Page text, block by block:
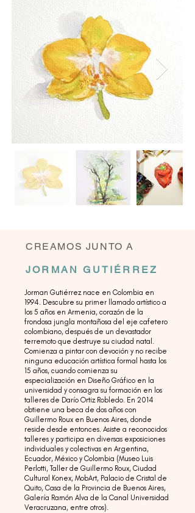
CREAMOS JUNTO A
JORMAN GUTIÉRREZ
Jorman Gutiérrez nace en Colombia en
1994. Descubre su primer llamado artístico a
los 5 años en Armenia, corazón de la
frondosa jungla montañosa del eje cafetero
colombiano, después de un devastador
terremoto que destruye su ciudad natal.
Comienza a pintar con devoción y no recibe
ninguna educación artística formal hasta los
15 años, cuando comienza su
especialización en Diseño Gráfico en la
universidad y consagra su formación en los
talleres de Darío Ortiz Robledo. En 2014
obtiene una beca de dos años con
Guillermo Roux en Buenos Aires, donde
reside desde entonces. Asiste a reconocidos
talleres y participa en diversas exposiciones
individuales y colectivas en Argentina,
Ecuador, México y Colombia (Museo Luis
Perlotti, Taller de Guillermo Roux, Ciudad
Cultural Konex, MobArt, Palacio de Cristal de
Quito, Casa de la Provincia de Buenos Aires,
Galería Ramón Alva de la Canal Universidad
Veracruzana, entre otros).